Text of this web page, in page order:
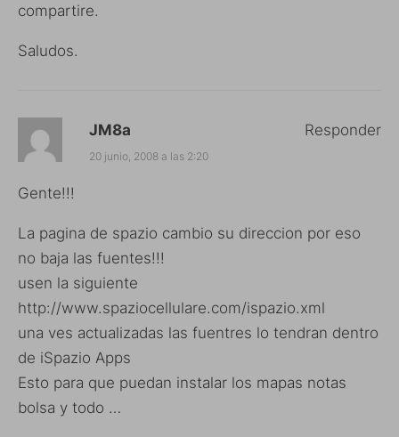
compartire.
Saludos.
JM8a
20 junio, 2008 a las 2:20
Gente!!!
La pagina de spazio cambio su direccion por eso
no baja las fuentes!!!
usen la siguiente
http://www.spaziocellulare.com/ispazio.xml
una ves actualizadas las fuentres lo tendran dentro
de iSpazio Apps
Esto para que puedan instalar los mapas notas
bolsa y todo …
Responder